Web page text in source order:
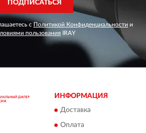
ПОДПИСАТЬСЯ
с Политикой Конфиденциальности и
пользования IRAY
ИНФОРМАЦИЯ
Доставка
Оплата